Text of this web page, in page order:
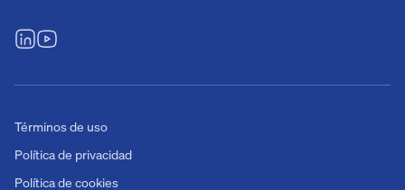
Términos de uso
Política de privacidad
Política de cookies